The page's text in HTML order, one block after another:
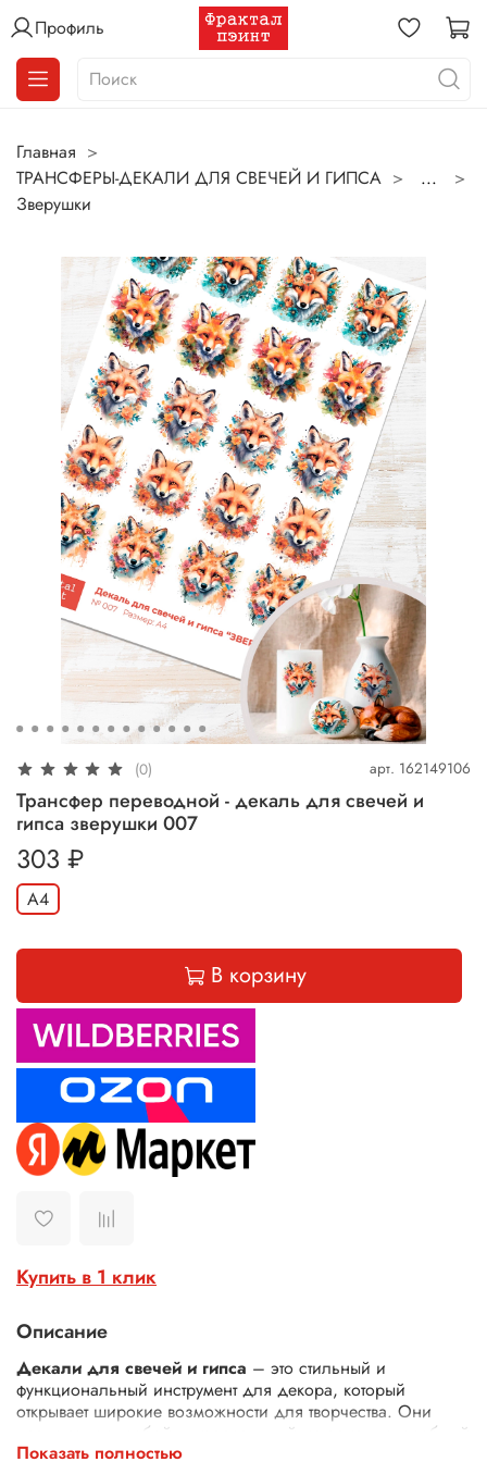
Профиль
Главная
ТРАНСФЕРЫ-ДЕКАЛИ ДЛЯ СВЕЧЕЙ И ГИПСА
...
Зверушки
(0) арт. 162149106
Трансфер переводной - декаль для свечей и
гипса зверушки 007
303 ₽
А4
В корзину
Купить в 1 клик
Описание
Декали для свечей и гипса – это стильный и
функциональный инструмент для декора, который
открывает широкие возможности для творчества. Они
представляют собой универсальный материал, способный
преобразить не только свечи и гипсовые изделия, но и
Показать полностью